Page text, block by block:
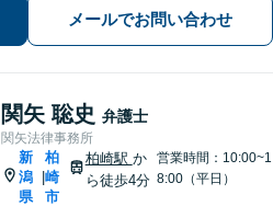
日・夜間相談可】メールでお問い合わせ
関矢 聡史 弁護士
関矢法律事務所
新
潟
県
柏
崎
市
柏崎駅 か
ら徒歩4分
営業時間：10:00~1
8:00（平日）